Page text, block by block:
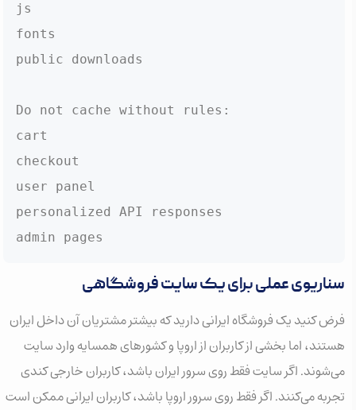
js
fonts
public downloads
Do not cache without rules:
cart
checkout
user panel
personalized API responses
admin pages
سناریوی عملی برای یک سایت فروشگاهی
فرض کنید یک فروشگاه ایرانی دارید که بیشتر مشتریان آن داخل ایران
هستند، اما بخشی از کاربران از اروپا و کشورهای همسایه وارد سایت
می‌شوند. اگر سایت فقط روی سرور ایران باشد، کاربران خارجی کندی
تجربه می‌کنند. اگر فقط روی سرور اروپا باشد، کاربران ایرانی ممکن است